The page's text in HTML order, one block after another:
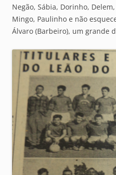
Negão, Sábia, Dorinho,
Mingo, Paulinho e não
Álvaro (Barbeiro), um grande